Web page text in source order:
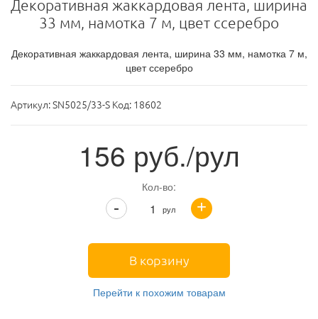
Декоративная жаккардовая лента, ширина
33 мм, намотка 7 м, цвет ссеребро
Декоративная жаккардовая лента, ширина 33 мм, намотка 7 м,
цвет ссеребро
Артикул:SN5025/33-S Код: 18602
156 руб./рул
Кол-во:
рул +
-
В корзину
Перейти к похожим товарам